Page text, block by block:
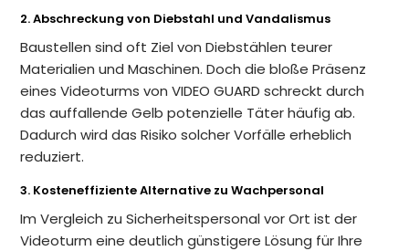
2. Abschreckung von Diebstahl und Vandalismus
Baustellen sind oft Ziel von Diebstählen teurer
Materialien und Maschinen. Doch die bloße Präsenz
eines Videoturms von VIDEO GUARD schreckt durch
das auffallende Gelb potenzielle Täter häufig ab.
Dadurch wird das Risiko solcher Vorfälle erheblich
reduziert.
3. Kosteneffiziente Alternative zu Wachpersonal
Im Vergleich zu Sicherheitspersonal vor Ort ist der
Videoturm eine deutlich günstigere Lösung für Ihre